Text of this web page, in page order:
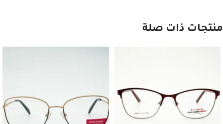
منتجات ذات صلة